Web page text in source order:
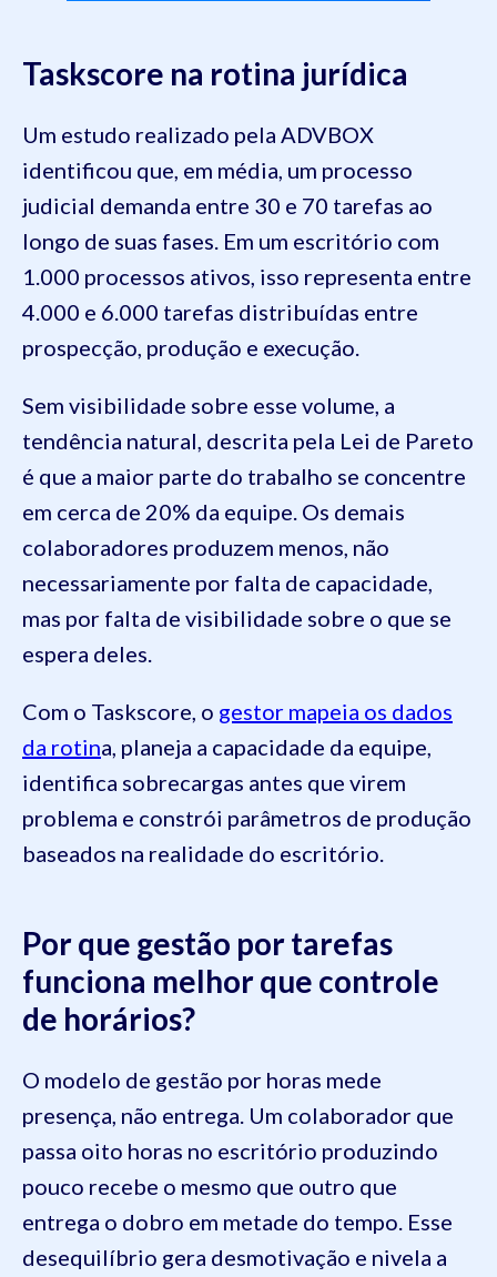
Taskscore na rotina jurídica
Um estudo realizado pela ADVBOX
identificou que, em média, um processo
judicial demanda entre 30 e 70 tarefas ao
longo de suas fases. Em um escritório com
1.000 processos ativos, isso representa entre
4.000 e 6.000 tarefas distribuídas entre
prospecção, produção e execução.
Sem visibilidade sobre esse volume, a
tendência natural, descrita pela Lei de Pareto
é que a maior parte do trabalho se concentre
em cerca de 20% da equipe. Os demais
colaboradores produzem menos, não
necessariamente por falta de capacidade,
mas por falta de visibilidade sobre o que se
espera deles.
Com o Taskscore, o gestor mapeia os dados
da rotina, planeja a capacidade da equipe,
identifica sobrecargas antes que virem
problema e constrói parâmetros de produção
baseados na realidade do escritório.
Por que gestão por tarefas
funciona melhor que controle
de horários?
O modelo de gestão por horas mede
presença, não entrega. Um colaborador que
passa oito horas no escritório produzindo
pouco recebe o mesmo que outro que
entrega o dobro em metade do tempo. Esse
desequilíbrio gera desmotivação e nivela a